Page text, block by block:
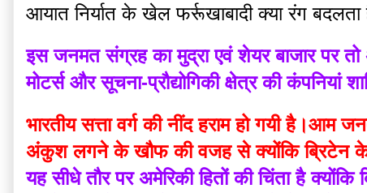
आयात निर्यात के खेल फर्रूखाबादी क्या रंग
इस जनमत संग्रह का मुद्रा एवं शेयर बाजार पर
मोटर्स और सूचना-प्रौद्योगिकी क्षेत्र की
भारतीय सत्ता वर्ग की नींद हराम हो गयी है।आम
अंकुश लगने के खौफ की वजह से क्योंकि ब्रिटेन के
यह सीधे तौर पर अमेरिकी हितों की चिंता है